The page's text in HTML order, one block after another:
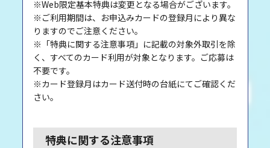
※Web限定基本特典は変更となる場合がございます。
※ご利用期間は、お申込みカードの登録月により異な
りますのでご注意ください。
※「特典に関する注意事項」に記載の対象外取引を除
く、すべてのカード利用が対象となります。ご応募は
不要です。
※カード登録月はカード送付時の台紙にてご確認くだ
さい。
特典に関する注意事項